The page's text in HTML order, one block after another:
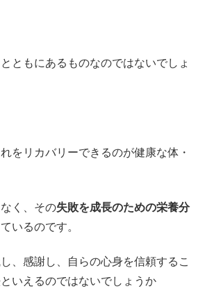
ともにあるものなのではないでしょ
をリカバリーできるのが健康な体・
く、その失敗を成長のための栄養分
いるのです。
、感謝し、自らの心身を信頼するこ
いえるのではないでしょうか